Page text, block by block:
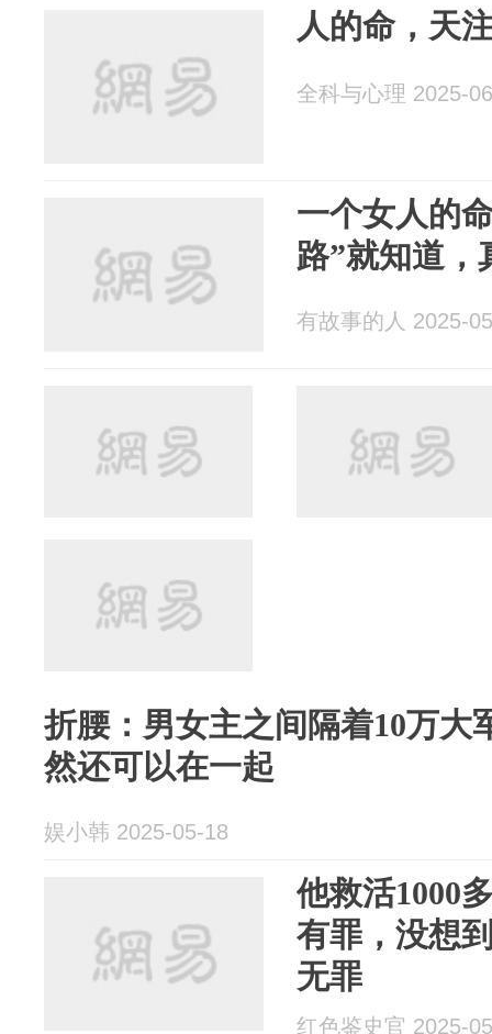
人的命，天
全科与心理 2025-
一个女人的
路”就知道，
有故事的人 2025-
折腰：男女主之间隔着10万大
然还可以在一起
娱小韩 2025-05-18
他救活1000
有罪，没想
无罪
红色鉴史官 2025-